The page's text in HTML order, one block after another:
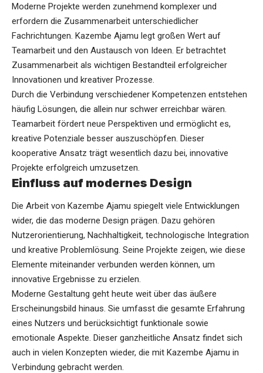
Moderne Projekte werden zunehmend komplexer und
erfordern die Zusammenarbeit unterschiedlicher
Fachrichtungen. Kazembe Ajamu legt großen Wert auf
Teamarbeit und den Austausch von Ideen. Er betrachtet
Zusammenarbeit als wichtigen Bestandteil erfolgreicher
Innovationen und kreativer Prozesse.
Durch die Verbindung verschiedener Kompetenzen entstehen
häufig Lösungen, die allein nur schwer erreichbar wären.
Teamarbeit fördert neue Perspektiven und ermöglicht es,
kreative Potenziale besser auszuschöpfen. Dieser
kooperative Ansatz trägt wesentlich dazu bei, innovative
Projekte erfolgreich umzusetzen.
Einfluss auf modernes Design
Die Arbeit von Kazembe Ajamu spiegelt viele Entwicklungen
wider, die das moderne Design prägen. Dazu gehören
Nutzerorientierung, Nachhaltigkeit, technologische Integration
und kreative Problemlösung. Seine Projekte zeigen, wie diese
Elemente miteinander verbunden werden können, um
innovative Ergebnisse zu erzielen.
Moderne Gestaltung geht heute weit über das äußere
Erscheinungsbild hinaus. Sie umfasst die gesamte Erfahrung
eines Nutzers und berücksichtigt funktionale sowie
emotionale Aspekte. Dieser ganzheitliche Ansatz findet sich
auch in vielen Konzepten wieder, die mit Kazembe Ajamu in
Verbindung gebracht werden.